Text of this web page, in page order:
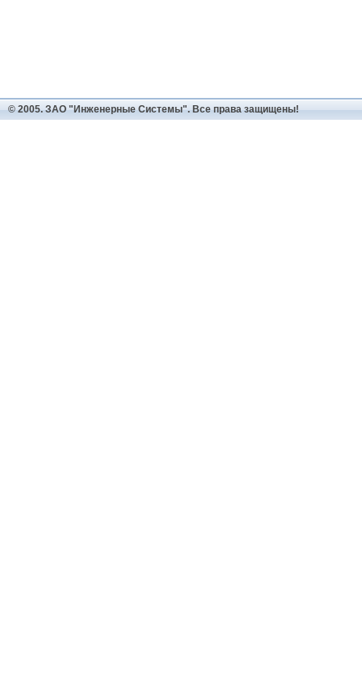
© 2005. ЗАО "Инженерные Системы". Все права защищены!